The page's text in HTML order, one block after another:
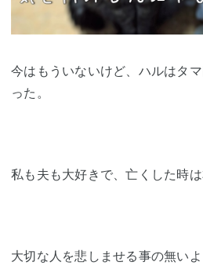
今はもういないけど、ハルはタ
った。
私も夫も大好きで、亡くした時は
大切な人を悲しませる事の無いよ